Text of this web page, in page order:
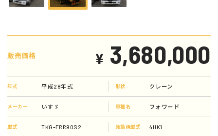
販売価格 ¥ 3,680,000
年式 平成28年式 形状 クレーン
メーカー いすゞ 車種名 フォワード
型式 TKG-FRR90S2 原動機型式 4HK1